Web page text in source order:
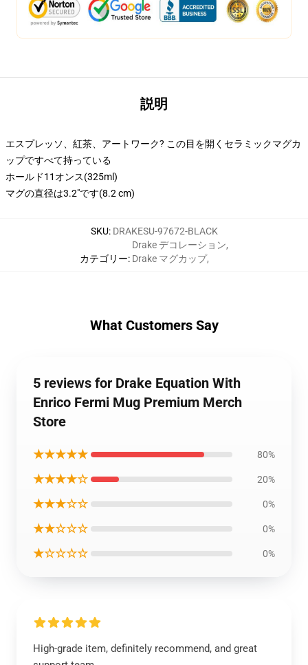
説明
エスプレッソ、紅茶、アートワーク? この目を開くセラミックマグカ
ップですべて持っている
ホールド11オンス(325ml)
マグの直径は3.2"です(8.2 cm)
SKU: DRAKESU-97672-BLACK
カテゴリー:
Drake デコレーション,
Drake マグカップ,
What Customers Say
5 reviews for Drake Equation With
Enrico Fermi Mug Premium Merch
Store
★★★★★ 80%
★★★★☆ 20%
★★★☆☆ 0%
★★☆☆☆ 0%
★☆☆☆☆ 0%
High-grade item, definitely recommend, and great